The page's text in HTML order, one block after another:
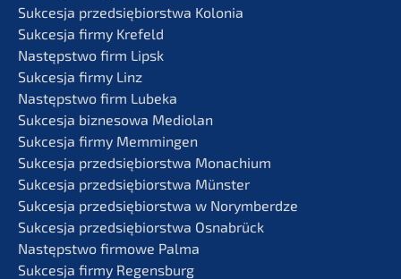
Sukces­ja przedsię­bi­orst­wa Kolonia
Sukces­ja firmy Krefeld
Następst­wo firm Lipsk
Sukces­ja firmy Linz
Następst­wo firm Lubeka
Sukces­ja bizne­so­wa Mediolan
Sukces­ja firmy Memmingen
Sukces­ja przedsię­bi­orst­wa Monachium
Sukces­ja przedsię­bi­orst­wa Münster
Sukces­ja przedsię­bi­orst­wa w Norymberdze
Sukces­ja przedsię­bi­orst­wa Osnabrück
Następst­wo firmo­we Palma
Sukces­ja firmy Regensburg